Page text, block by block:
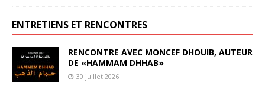
ENTRETIENS ET RENCONTRES
RENCONTRE AVEC MONCEF DHOUIB, AUTEUR
DE «HAMMAM DHHAB»
30 juillet 2026